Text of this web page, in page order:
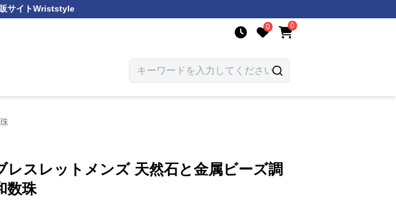
サイトWriststyle
0 0
レスレットメンズ 天然石と金属ビーズ調
数珠